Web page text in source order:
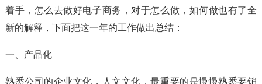
着手，怎么去做好电子商务，对于怎么做，如何做也有了全
新的解释，下面把这一年的工作做出总结：
一、产品化
熟悉公司的企业文化，人文文化，最重要的是慢慢熟悉要销